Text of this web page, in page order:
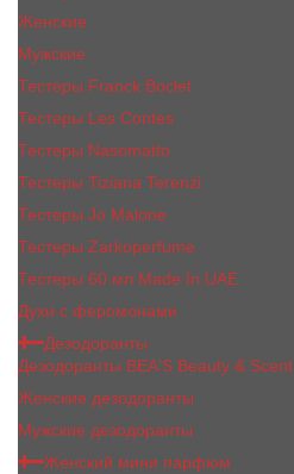
Женские
Мужские
Тестеры Franck Boclet
Тестеры Les Contes
Тестеры Nasomatto
Тестеры Tiziana Terenzi
Тестеры Jо Malоnе
Тестеры Zarkoperfume
Тестеры 60 мл Made In UAE
Духи с феромонами
Дезодоранты
Дезодоранты BEA'S Beauty & Scent
Женские дезодоранты
Мужские дезодоранты
Женский мини парфюм